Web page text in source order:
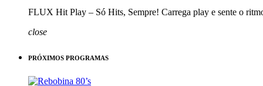
FLUX Hit Play – Só Hits, Sempre! Carrega play e sente o
close
PRÓXIMOS PROGRAMAS